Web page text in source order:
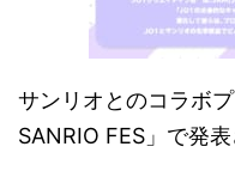
サンリオとのコラボ
SANRIO FES」で発